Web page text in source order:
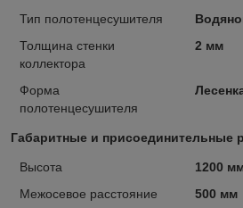
Тип полотенцесушителя
Толщина стенки
коллектора
2 мм
Форма
полотенцесушителя
Габаритные и присоединительные
Высота
1200
Межосевое расстояние
500 мм